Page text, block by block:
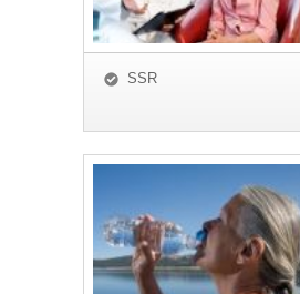
SSR